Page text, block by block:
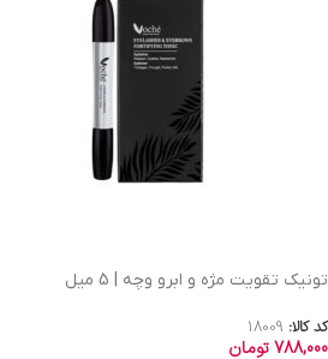
تونیک تقویت مژه و ابرو وچه | 5 میل
کد کالا: 18009
788,000تومان